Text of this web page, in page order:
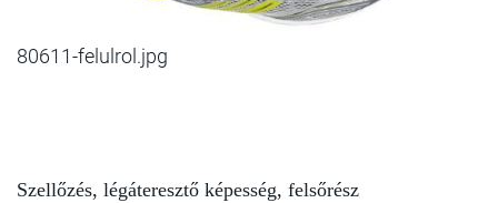
80611-felulrol.jpg
Szellőzés, légáteresztő képesség, felsőrész